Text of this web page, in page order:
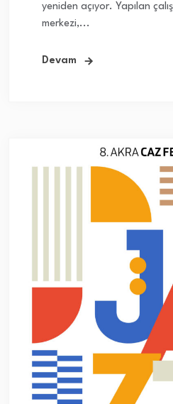
yeniden açıyor. Yapılan
merkezi,...
Devam